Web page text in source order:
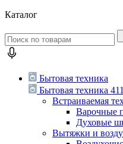
Каталог
Бытовая техника
Бытовая техника
Встраиваемая
Варочные
Духовые
Вытяжки и